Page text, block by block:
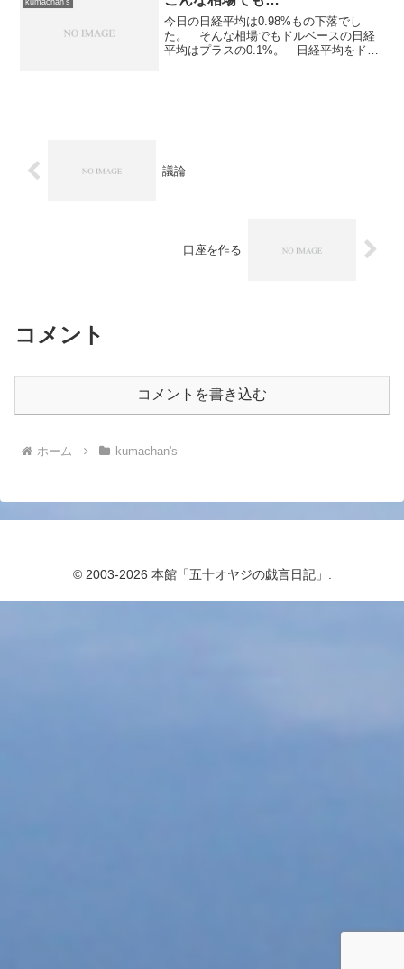
今日の日経平均は0.98%もの下落でし
た。 そんな相場でもドルベースの日経
平均はプラスの0.1%。 日経平均をドル
議論
口座を作る
コメント
コメントを書き込む
ホーム kumachan's
© 2003-2026 本館「五十オヤジの戯言日記」.